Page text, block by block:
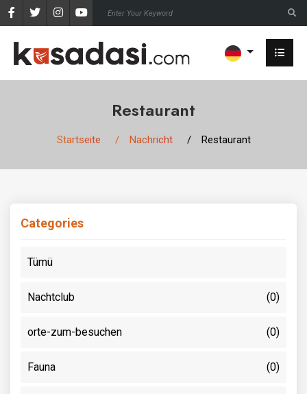
Restaurant
Startseite Nachricht Restaurant
Categories
Tümü
Nachtclub (0)
orte-zum-besuchen (0)
Fauna (0)